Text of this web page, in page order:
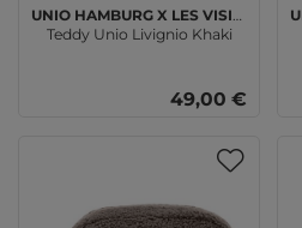
Unio Hamburg x Les Visionnaires
Teddy Unio Livignio Khaki
49,00 €